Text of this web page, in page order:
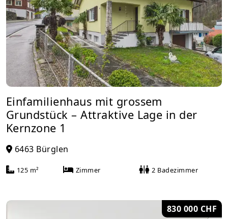
Einfamilienhaus mit grossem
Grundstück – Attraktive Lage in der
Kernzone 1
6463 Bürglen
125 m² Zimmer 2 Badezimmer
830 000 CHF